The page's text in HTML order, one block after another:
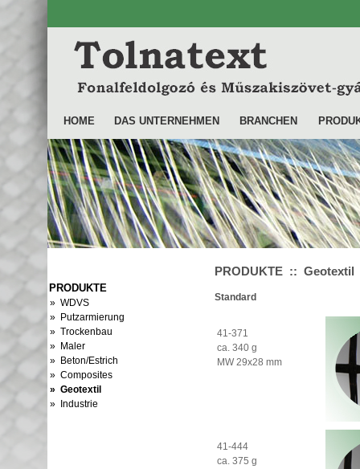
HOME DAS UNTERNEHMEN BRANCHEN
PRODUKTE
» WDVS
» Putzarmierung
» Trockenbau
» Maler
» Beton/Estrich
» Composites
» Geotextil
» Industrie
PRODUKTE :: Geotextil
Standard
41-371
ca. 340 g
MW 29x28 mm
41-444
ca. 375 g